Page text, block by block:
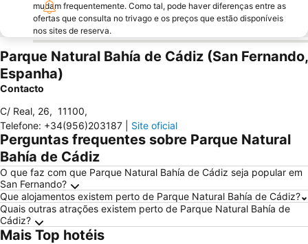
mudam frequentemente. Como tal, pode haver diferenças entre as
ofertas que consulta no trivago e os preços que estão disponíveis
nos sites de reserva.
Parque Natural Bahía de Cádiz (San Fernando,
Espanha)
Contacto
C/ Real, 26, 11100,
Telefone: +34(956)203187 Site oficial
Perguntas frequentes sobre Parque Natural
Bahía de Cádiz
O que faz com que Parque Natural Bahía de Cádiz seja popular em
San Fernando?
Que alojamentos existem perto de Parque Natural Bahía de Cádiz?
Quais outras atrações existem perto de Parque Natural Bahía de
Cádiz?
Mais Top hotéis